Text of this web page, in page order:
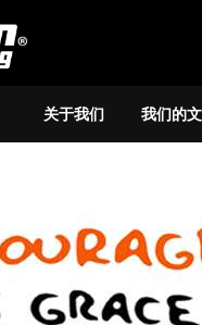
关于我们 我们的